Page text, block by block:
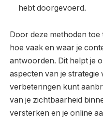
hebt doorgevoerd.
Door deze methoden toe
hoe vaak en waar je
antwoorden. Dit helpt je
aspecten van je strategie
verbeteringen kunt
van je zichtbaarheid
versterken en je online